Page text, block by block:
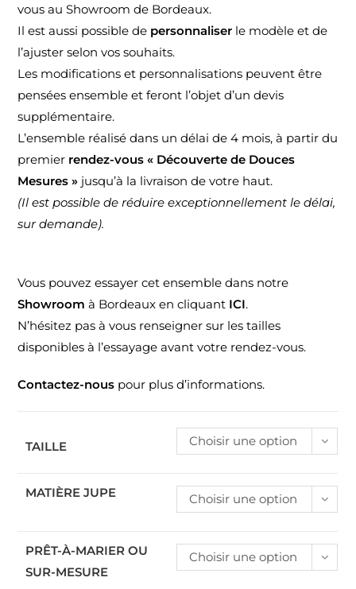
vous auShowroom de Bordeaux.
Il est aussi possible de personnaliser le modèle et de
l’ajuster selon vos souhaits.
Les modifications et personnalisations peuvent être
pensées ensemble et feront l’objet d’un devis
supplémentaire.
L’ensemble réalisé dans un délai de 4 mois, à partir du
premier rendez-vous « Découverte de Douces
Mesures » jusqu’à la livraison de votre haut.
(Il est possible de réduire exceptionnellement le délai,
sur demande).
Vous pouvez essayer cet ensemble dans notre
Showroomà Bordeaux en cliquant ICI.
N’hésitez pas à vous renseigner sur les tailles
disponibles à l’essayage avant votre rendez-vous.
Contactez-nous pour plus d’informations.
TAILLE Choisir une option
MATIÈRE JUPE Choisir une option
PRÊT-À-MARIER OU
SUR-MESURE
Choisir une option